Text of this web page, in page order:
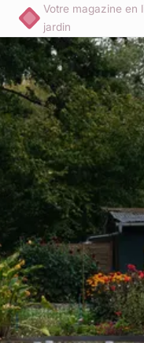
Votre magazine en
jardin